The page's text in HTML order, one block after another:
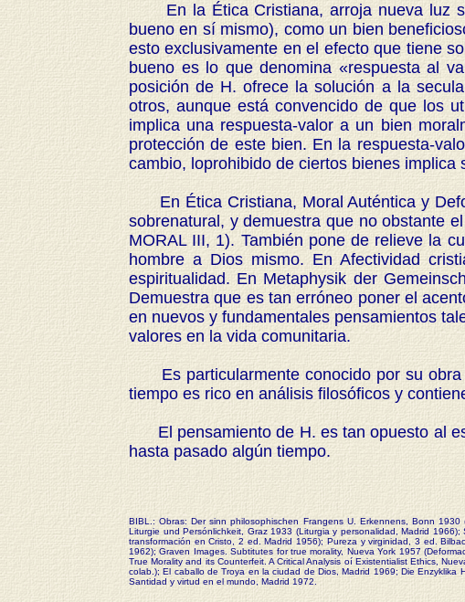
En la Ética Cristiana, arroja nueva luz
bueno en sí mismo), como un bien
esto exclusivamente en el efecto que tiene
bueno es lo que denomina «respuesta al
posición de H. ofrece la solución a la
otros, aunque está convencido de que los
implica una respuesta-valor a un bien
protección de este bien. En la respuesta-
cambio, loprohibido de ciertos bienes
En Ética Cristiana, Moral Auténtica y
sobrenatural, y demuestra que no obstante
MORAL III, 1). También pone de relieve la
hombre a Dios mismo. En Afectividad
espiritualidad. En Metaphysik der
Demuestra que es tan erróneo poner el
en nuevos y fundamentales pensamientos
valores en la vida comunitaria.
Es particularmente conocido por su obra
tiempo es rico en análisis filosóficos y
El pensamiento de H. es tan opuesto al
hasta pasado algún tiempo.
BIBL.: Obras: Der sinn philosophischen Frangens U. Erkennens, Bonn
Liturgie und Persónlichkeit, Graz 1933 (Liturgia y personalidad, Madrid
transformación en Cristo, 2 ed. Madrid 1956); Pureza y virginidad, 3 ed.
1962); Graven Images. Subtitutes for true morality, Nueva York 1957
True Morality and its Counterfeit. A Critical Analysis oí Existentialist Ethics,
colab.); El caballo de Troya en la ciudad de Dios, Madrid 1969; Die
Santidad y virtud en el mundo, Madrid 1972.